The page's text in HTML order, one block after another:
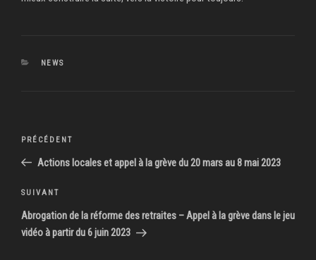
CATÉGORIES
NEWS
Navigation
l’article
Article
précédent
PRÉCÉDENT
Actions locales et appel à la grève du 20 mars au 8 mai 2023
Article
suivant
SUIVANT
Abrogation de la réforme des retraites – Appel à la grève dans le jeu
vidéo à partir du 6 juin 2023